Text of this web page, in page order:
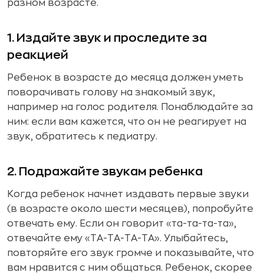
разном возрасте.
1. Издайте звук и проследите за
реакцией
Ребенок в возрасте до месяца должен уметь
поворачивать голову на знакомый звук,
например на голос родителя. Понаблюдайте за
ним: если вам кажется, что он не реагирует на
звук, обратитесь к педиатру.
2. Подражайте звукам ребенка
Когда ребенок начнет издавать первые звуки
(в возрасте около шести месяцев), попробуйте
отвечать ему. Если он говорит «та-та-та-та»,
отвечайте ему «ТА-ТА-ТА-ТА». Улыбайтесь,
повторяйте его звук громче и показывайте, что
вам нравится с ним общаться. Ребенок, скорее